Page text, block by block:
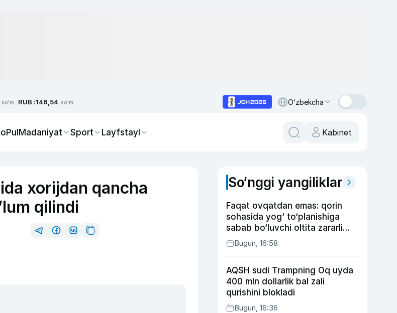
so'm RUB :146,54 so'm O‘zbekcha
PulMadaniyat Sport Layfstayl Kabinet
xorijdan qancha
qilindi
So‘nggi yangiliklar
Faqat ovqatdan emas: qorin
sohasida yog‘ to‘planishiga
sabab bo‘luvchi oltita zararli
odatBugun, 16:58
AQSH sudi Trampning Oq uyda
400 mln dollarlik bal zali
qurishini blokladi
Bugun, 16:36